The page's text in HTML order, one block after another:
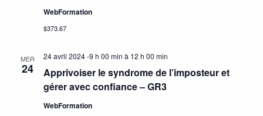
WebFormation
$373.67
MER
24
Apprivoiser le syndrome de l’imposteur et
gérer avec confiance – GR3
24 avril 2024 -9 h 00 min à 12 h 00 min
WebFormation